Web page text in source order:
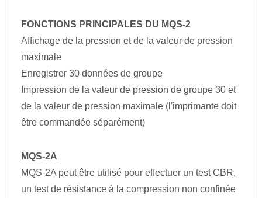
FONCTIONS PRINCIPALES DU MQS-2
Affichage de la pression et de la valeur de pression
maximale
Enregistrer 30 données de groupe
Impression de la valeur de pression de groupe 30 et
de la valeur de pression maximale (l'imprimante doit
être commandée séparément)
MQS-2A
MQS-2A peut être utilisé pour effectuer un test CBR,
un test de résistance à la compression non confinée